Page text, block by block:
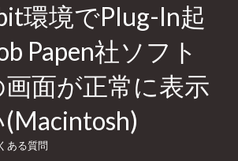
環境でPlug-In起
Papen社ソフト
面が正常に表示
ある質問